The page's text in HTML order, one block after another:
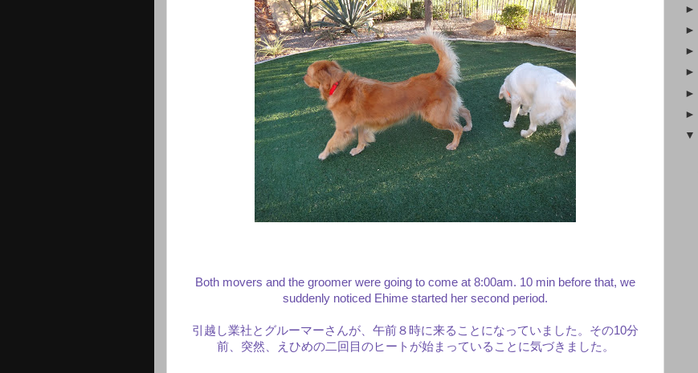
Both movers and the groomer were going to come at 8:00am. 10 min before that, we
suddenly noticed Ehime started her second period.
引越し業社とグルーマーさんが、午前８時に来ることになっていました。その10分
前、突然、えひめの二回目のヒートが始まっていることに気づきました。
►
►
►
►
►
►
▼